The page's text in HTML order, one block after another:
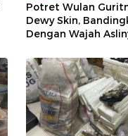
Potret Wulan
Dewy Skin,
Dengan Wajah